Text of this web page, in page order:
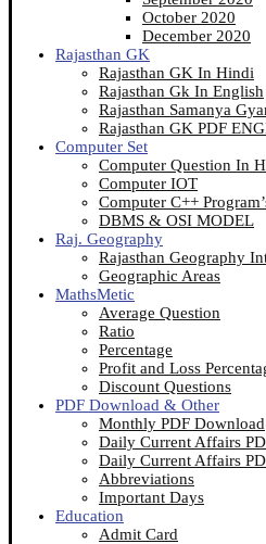
October 2020
December 2020
Rajasthan GK
Rajasthan GK In Hindi
Rajasthan Gk In English
Rajasthan Samanya
Rajasthan GK PDF
Computer Set
Computer Question In
Computer IOT
Computer C++
DBMS & OSI MODEL
Raj. Geography
Rajasthan Geography
Geographic Areas
MathsMetic
Average Question
Ratio
Percentage
Profit and Loss
Discount Questions
PDF Download & Other
Monthly PDF Download
Daily Current Affairs
Daily Current Affairs
Abbreviations
Important Days
Education
Admit Card